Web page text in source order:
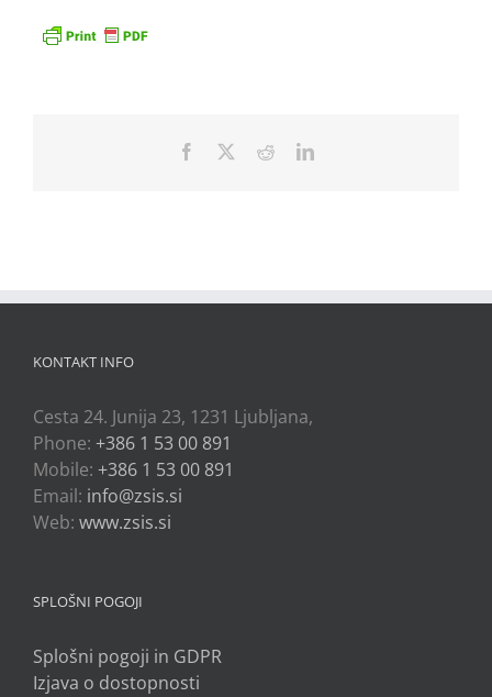
Facebook RedditLinkedIn
KONTAKT INFO
Cesta 24. Junija 23, 1231 Ljubljana,
Phone: +386 1 53 00 891
Mobile: +386 1 53 00 891
Email: info@zsis.si
Web: www.zsis.si
SPLOŠNI POGOJI
Splošni pogoji in GDPR
Izjava o dostopnosti